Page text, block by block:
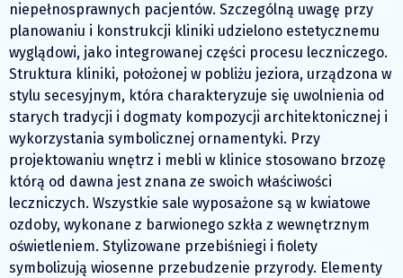
niepełnosprawnych pacjentów. Szczególną uwagę przy
planowaniu i konstrukcji kliniki udzielono estetycznemu
wyglądowi, jako integrowanej części procesu leczniczego.
Struktura kliniki, położonej w pobliżu jeziora, urządzona w
stylu secesyjnym, która charakteryzuje się uwolnienia od
starych tradycji i dogmaty kompozycji architektonicznej i
wykorzystania symbolicznej ornamentyki. Przy
projektowaniu wnętrz i mebli w klinice stosowano brzozę
którą od dawna jest znana ze swoich właściwości
leczniczych. Wszystkie sale wyposażone są w kwiatowe
ozdoby, wykonane z barwionego szkła z wewnętrznym
oświetleniem. Stylizowane przebiśniegi i fiolety
symbolizują wiosenne przebudzenie przyrody. Elementy